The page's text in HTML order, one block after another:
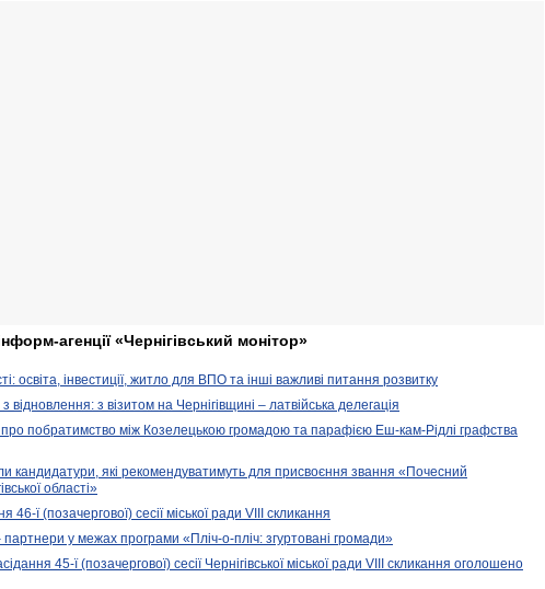
агенції «Чернігівський монітор»
освіта, інвестиції, житло для ВПО та інші важливі питання розвитку
відновлення: з візитом на Чернігівщині – латвійська делегація
про побратимство між Козелецькою громадою та парафією Еш-кам-Рідлі графства
кандидатури, які рекомендуватимуть для присвоєння звання «Почесний
області»
46-ї (позачергової) сесії міської ради VIII скликання
у межах програми «Пліч-о-пліч: згуртовані громади»
45-ї (позачергової) сесії Чернігівської міської ради VIII скликання оголошено